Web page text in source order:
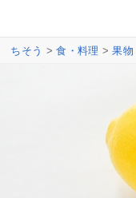
ちそう >食・料理 >果物